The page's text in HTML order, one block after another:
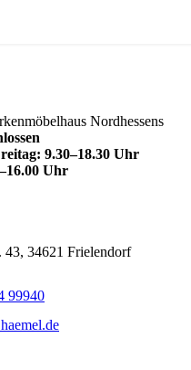
Nordhessens
9.30–18.30 Uhr
Uhr
43, 34621 Frielendorf
99940